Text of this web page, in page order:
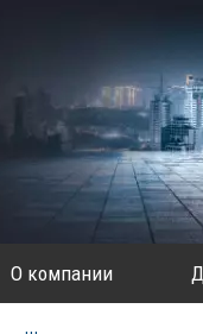
О компании